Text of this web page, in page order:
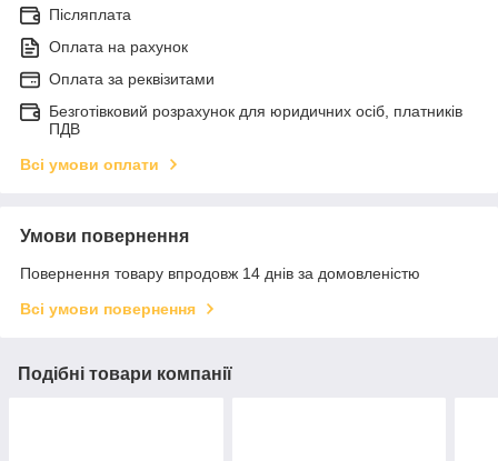
Післяплата
Оплата на рахунок
Оплата за реквізитами
Безготівковий розрахунок для юридичних осіб, платників
ПДВ
Всі умови оплати
Умови повернення
Повернення товару впродовж 14 днів за домовленістю
Всі умови повернення
Подібні товари компанії